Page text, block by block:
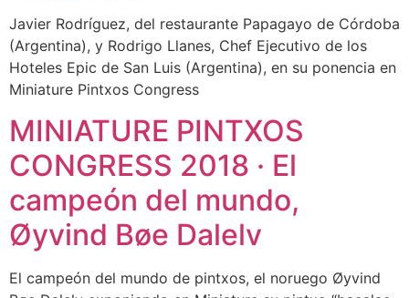
Javier Rodríguez, del restaurante Papagayo de Córdoba
(Argentina), y Rodrigo Llanes, Chef Ejecutivo de los
Hoteles Epic de San Luis (Argentina), en su ponencia en
Miniature Pintxos Congress
MINIATURE PINTXOS
CONGRESS 2018 · El
campeón del mundo,
Øyvind Bøe Dalelv
El campeón del mundo de pintxos, el noruego Øyvind